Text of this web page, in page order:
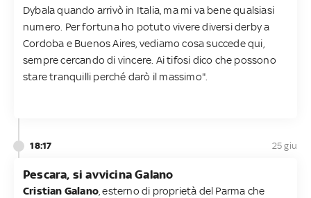
Dybala quando arrivò in Italia, ma mi va bene qualsiasi
numero. Per fortuna ho potuto vivere diversi derby a
Cordoba e Buenos Aires, vediamo cosa succede qui,
sempre cercando di vincere. Ai tifosi dico che possono
stare tranquilli perché darò il massimo".
18:17 25 giu
Pescara, si avvicina Galano
Cristian Galano , esterno di proprietà del Parma che